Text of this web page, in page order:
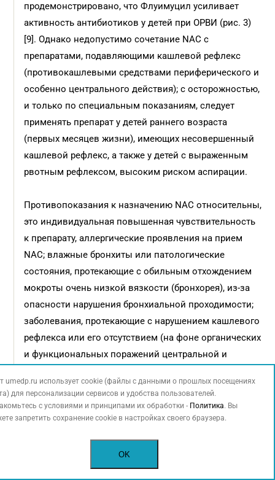
продемонстрировано, что Флуимуцил усиливает
активность антибиотиков у детей при ОРВИ (рис. 3)
[9]. Однако недопустимо сочетание NАС с
препаратами, подавляющими кашлевой рефлекс
(противокашлевыми средствами периферического и
особенно центрального действия); с осторожностью,
и только по специальным показаниям, следует
применять препарат у детей раннего возраста
(первых месяцев жизни), имеющих несовершенный
кашлевой рефлекс, а также у детей с выраженным
рвотным рефлексом, высоким риском аспирации.
Противопоказания к назначению NАС относительны,
это индивидуальная повышенная чувствительность
к препарату, аллергические проявления на прием
NАС; влажные бронхиты или патологические
состояния, протекающие с обильным отхождением
мокроты очень низкой вязкости (бронхорея), из-за
опасности нарушения бронхиальной проходимости;
заболевания, протекающие с нарушением кашлевого
рефлекса или его отсутствием (на фоне органических
и функциональных поражений центральной и
мозговых травм, после оперативных вмешательств
на центральной нервной системе и пр.); застойные
бронхиты у детей с врожденными пороками сердца
(до подбора адекватной сердечно-сосудистой
терапии); тяжелая язвенная болезнь желудка и
двенадцатиперстной кишки в фазе обострения.
umedp.ru использует cookie (файлы с данными о прошлых посещениях
для персонализации сервисов и удобства пользователей.
с условиями и принципами их обработки - Политика. Вы
запретить сохранение cookie в настройках своего браузера.
OK